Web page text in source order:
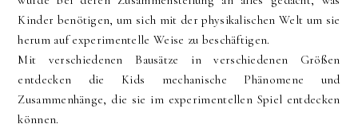
Kinder benötigen, um sich mit der physikalischen Welt um sie
herum auf experimentelle Weise zu beschäftigen.
Mit verschiedenen Bausätze in verschiedenen Größen
entdecken die Kids mechanische Phänomene und
Zusammenhänge, die sie im experimentellen Spiel entdecken
können.